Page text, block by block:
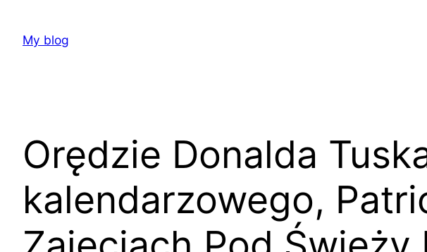
contentMy blog
Orędzie Donalda
kalendarzowego,